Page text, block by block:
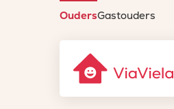
OudersGastouders